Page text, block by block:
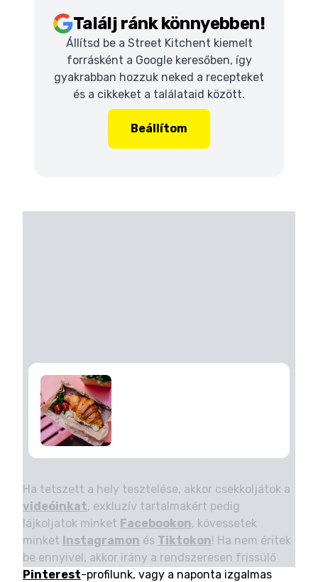
Találj ránk könnyebben!
Állítsd be a Street Kitchent kiemelt
forrásként a Google keresőben, így
gyakrabban hozzuk neked a recepteket
és a cikkeket a találataid között.
Beállítom
Ha tetszett a hely tesztelése, akkor csekkoljátok a
videóinkat, exkluzív tartalmakért pedig
lájkoljatok minket Facebookon, kövessetek
minket Instagramon és Tiktokon! Ha nem éritek
be ennyivel, akkor irány a rendszeresen frissülő
Pinterest-profilunk, vagy a naponta izgalmas